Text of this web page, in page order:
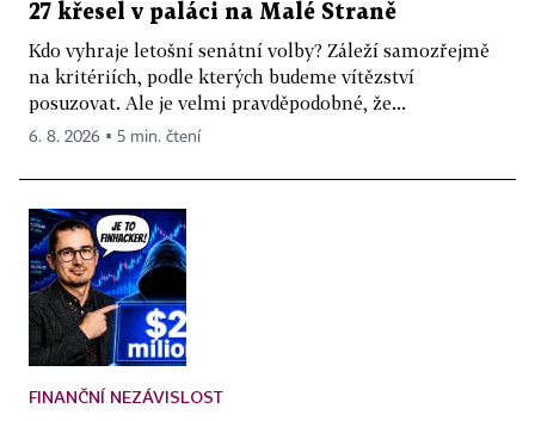
27 křesel v paláci na Malé Straně
Kdo vyhraje letošní senátní volby? Záleží samozřejmě
na kritériích, podle kterých budeme vítězství
posuzovat. Ale je velmi pravděpodobné, že...
6. 8. 2026 ▪ 5 min. čtení
FINANČNÍ NEZÁVISLOST